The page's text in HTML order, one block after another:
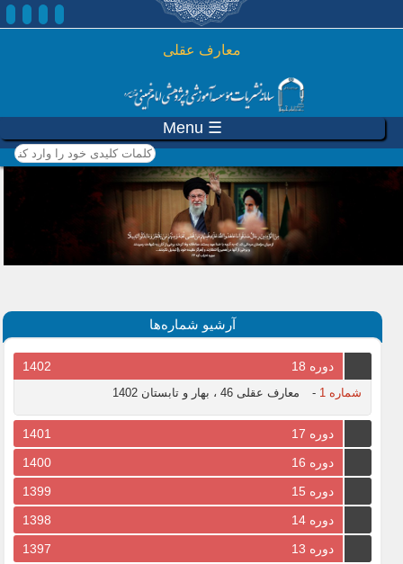
رفتن به محتوای اصلی
معارف عقلی
☰ Menu
کلمات کلیدی خود را وارد
کنید
آرشیو شماره‌ها
دوره 18 1402
شماره 1 - معارف عقلی 46 ، بهار و تابستان 1402
دوره 17
1401
دوره 16
1400
دوره 15
1399
دوره 14
1398
دوره 13
1397